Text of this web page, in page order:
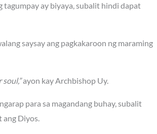
tagumpay ay biyaya, subalit hindi dapat
saysay ang pagkakaroon ng maraming
ayon kay Archbishop Uy.
para sa magandang buhay, subalit
ang Diyos.